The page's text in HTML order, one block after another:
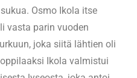
Osmo Ikola itse
vasta parin vuoden
joka siitä lähtien oli
Ikola valmistui